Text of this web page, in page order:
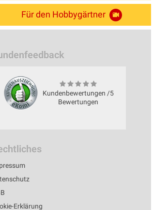
Für den Hobbygärtner
Kundenbewertungen /5
Bewertungen
Erklärung